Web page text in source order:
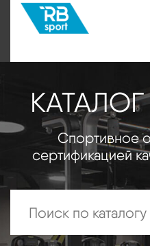
Спортивное
сертификацией